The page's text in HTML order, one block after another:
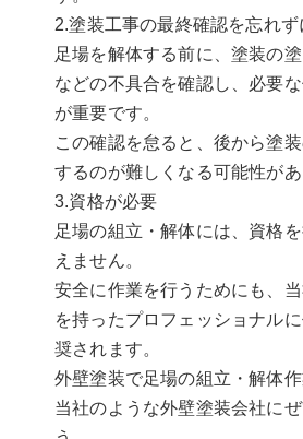
2.塗装工事の最終確認を忘れず
足場を解体する前に、塗装の
などの不具合を確認し、必要
が重要です。
この確認を怠ると、後から塗
するのが難しくなる可能性があ
3.資格が必要
足場の組立・解体には、資格
えません。
安全に作業を行うためにも、
を持ったプロフェッショナル
奨されます。
外壁塗装で足場の組立・解体作
当社のような外壁塗装会社に